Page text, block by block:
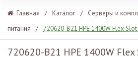
Главная / Каталог / Серверы и
питания
/ 720620-B21 HPE 1400W Flex
720620-B21 HPE 1400W